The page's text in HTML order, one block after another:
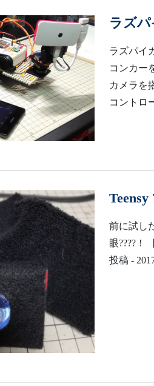
ラズ
ラズパイ
コンカー
カメラを
コントロ
前に試し
眼????！
投稿 -